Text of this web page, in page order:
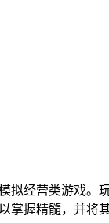
经营类游戏
握精髓，并